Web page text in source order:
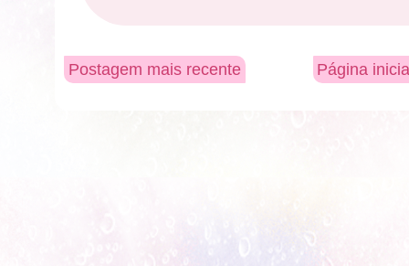
Postagem mais recente Página